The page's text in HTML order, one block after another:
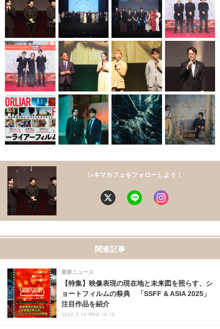
シネマカフェをフォローしよう！
関連記事
【特集】映像表現の現在地と未来図を照らす、シ
ョートフィルムの祭典 「SSFF & ASIA 2025」
注目作品を紹介
最新ニュース
2025.5.14 Wed 18:15